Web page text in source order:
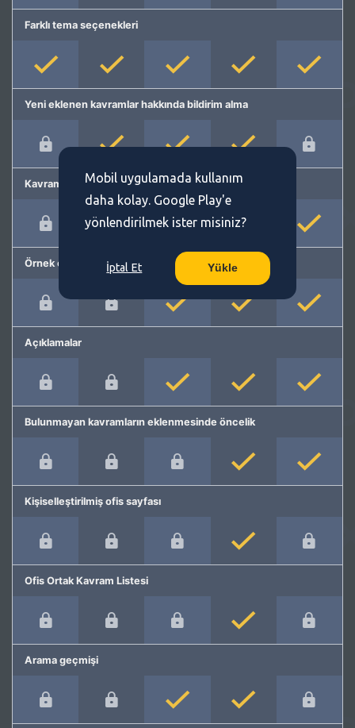
Farklı tema seçenekleri
Yeni eklenen kavramlar hakkında bildirim alma
Kavram önerme
Örnek cümleler
Açıklamalar
Bulunmayan kavramların eklenmesinde öncelik
Kişiselleştirilmiş ofis sayfası
Ofis Ortak Kavram Listesi
Arama geçmişi
Mobil uygulamada kullanım
daha kolay. Google Play'e
yönlendirilmek ister misiniz?
İptal Et Yükle